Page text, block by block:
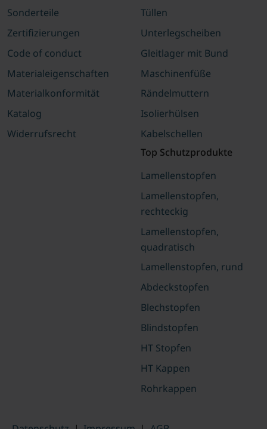
Sonderteile
Zertifizierungen
Code of conduct
Materialeigenschaften
Materialkonformität
Katalog
Widerrufsrecht
Tüllen
Unterlegscheiben
Gleitlager mit Bund
Maschinenfüße
Rändelmuttern
Isolierhülsen
Kabelschellen
Top Schutzprodukte
Lamellenstopfen
Lamellenstopfen,
rechteckig
Lamellenstopfen,
quadratisch
Lamellenstopfen, rund
Abdeckstopfen
Blechstopfen
Blindstopfen
HT Stopfen
HT Kappen
Rohrkappen